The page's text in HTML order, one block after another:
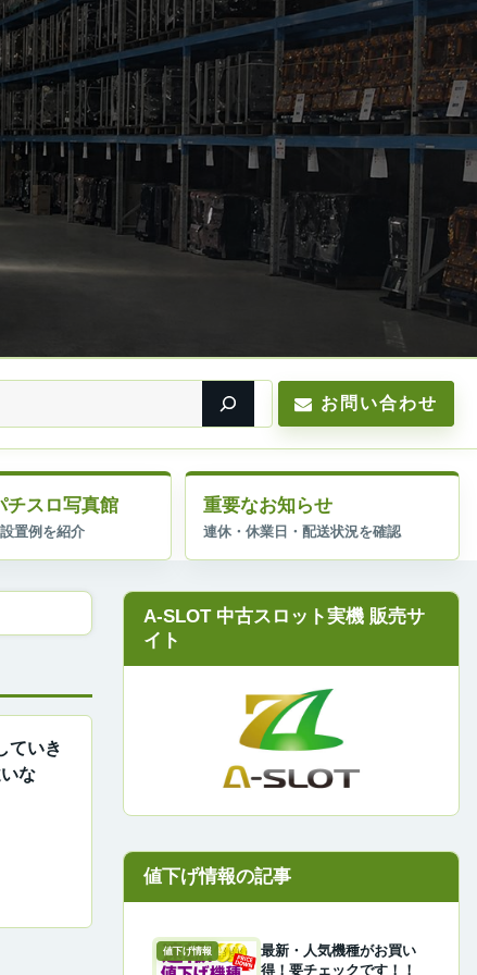
お問い合わせ
チスロ写真館 重要なお知らせ
ていき
な
A-SLOT 中古スロット実機 販売サ
イト
値下げ情報
最新・人気機種がお買い
得！要チェックです！！